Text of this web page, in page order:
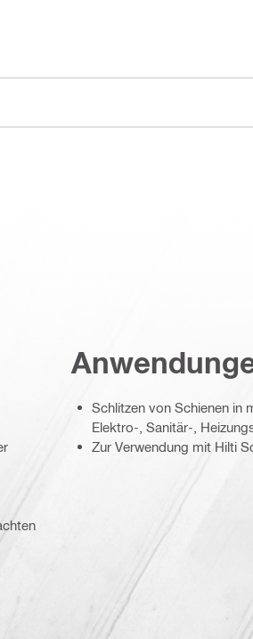
Schlitzen von Schienen in
Elektro-, Sanitär-,
Zur Verwendung mit Hilti